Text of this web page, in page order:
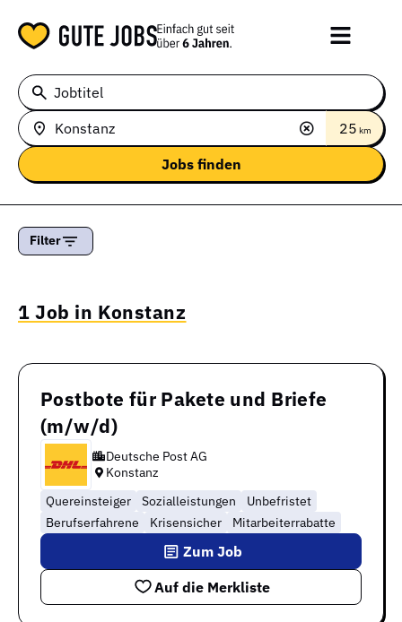
Jobtitel
25 km
Filter
1 Job in Konstanz
Postbote für Pakete und Briefe
(m/w/d)
Deutsche Post AG
Konstanz
Quereinsteiger
Sozialleistungen
Unbefristet
Berufserfahrene
Krisensicher Mitarbeiterrabatte
Auf die Merkliste
Zum Job